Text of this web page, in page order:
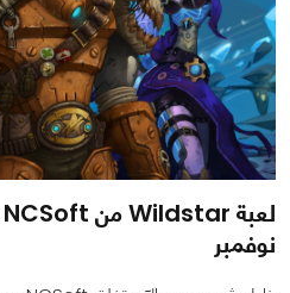
نوفمبر